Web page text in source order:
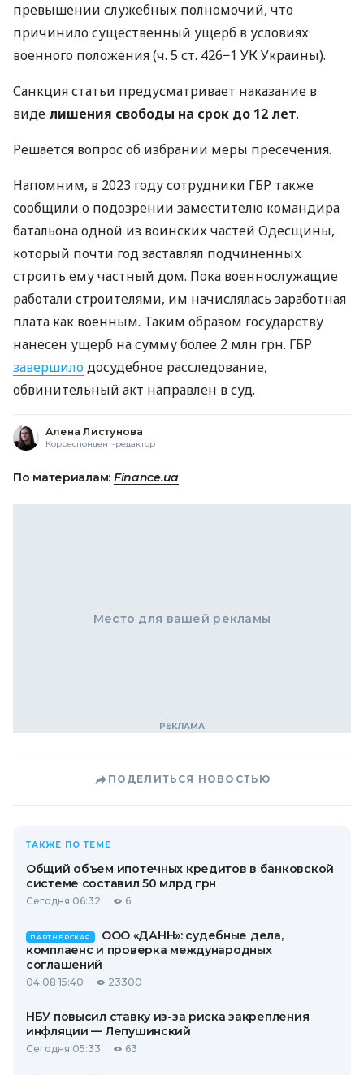
превышении служебных полномочий, что
причинило существенный ущерб в условиях
военного положения (ч. 5 ст. 426−1 УК Украины).
Санкция статьи предусматривает наказание в
виде лишения свободы на срок до 12 лет.
Решается вопрос об избрании меры пресечения.
Напомним, в 2023 году сотрудники ГБР также
сообщили о подозрении заместителю командира
батальона одной из воинских частей Одесщины,
который почти год заставлял подчиненных
строить ему частный дом. Пока военнослужащие
работали строителями, им начислялась заработная
плата как военным. Таким образом государству
нанесен ущерб на сумму более 2 млн грн. ГБР
завершилодосудебное расследование,
обвинительный акт направлен в суд.
Алена Листунова
Корреспондент-редактор
По материалам: Finance.ua
Место для вашей рекламы
ПОДЕЛИТЬСЯ НОВОСТЬЮ
ТАКЖЕ ПО ТЕМЕ
Общий объем ипотечных кредитов в банковской
системе составил 50 млрд грн
Сегодня 06:32 6
ПАРТНЕРСКАЯ
ООО «ДАНН»: судебные дела,
комплаенс и проверка международных
соглашений
04.08 15:40 23300
НБУ повысил ставку из-за риска закрепления
инфляции — Лепушинский
Сегодня 05:33 63